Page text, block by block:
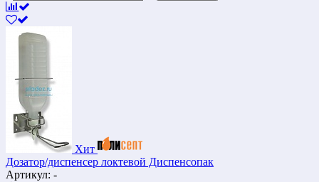
Хит
Дозатор/диспенсер локтевой Диспенсопак
Артикул: -